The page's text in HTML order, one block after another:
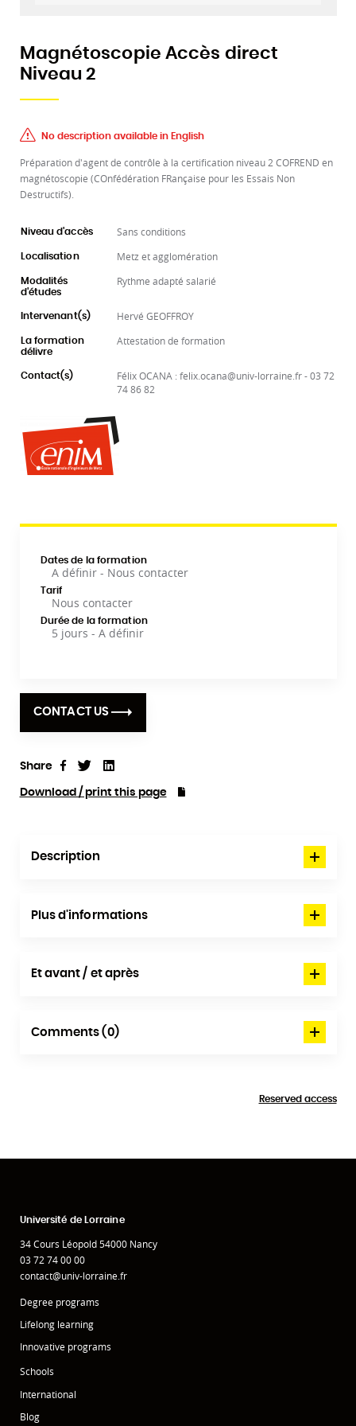
Magnétoscopie Accès direct
Niveau 2
No description available in English
Préparation d'agent de contrôle à la certification niveau 2 COFREND en
magnétoscopie (COnfédération FRançaise pour les Essais Non
Destructifs).
Niveau d'accès Sans conditions
Localisation Metz et agglomération
Modalités
d'études
Rythme adapté salarié
Intervenant(s) Hervé GEOFFROY
La formation
délivre
Attestation de formation
Contact(s)
Félix OCANA : felix.ocana@univ-lorraine.fr - 03 72
74 86 82
Dates de la formation
A définir - Nous contacter
Tarif
Nous contacter
Durée de la formation
5 jours - A définir
CONTACT US
Share ShareTweet
Download / print this page
Description
Plus d'informations
Et avant / et après
Comments (0)
Reserved access
Université de Lorraine
34 Cours Léopold 54000 Nancy
03 72 74 00 00
contact@univ-lorraine.fr
Degree programs
Lifelong learning
Innovative programs
Schools
International
Blog